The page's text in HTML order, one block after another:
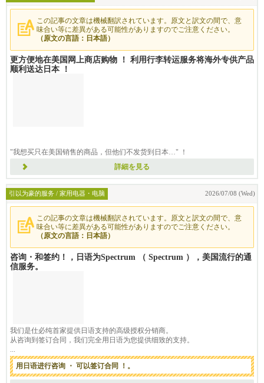
この記事の文章は機械翻訳されています。原文と訳文の間で、意
味合い等に差異がある可能性がありますのでご注意ください。
（原文の言語：日本語）
更方便地在美国网上商店购物 ！ 利用行李转运服务将海外专供产品
顺利送达日本 ！
"我想买只在美国销售的商品，但他们不发货到日本…" ！
通过我们的包裹转运服务，您可以
詳細を見る
引以为豪的服务 / 家用电器・电脑 2026/07/08 (Wed)
この記事の文章は機械翻訳されています。原文と訳文の間で、意
味合い等に差異がある可能性がありますのでご注意ください。
（原文の言語：日本語）
咨询・和签约！，日语为Spectrum （ Spectrum ），美国流行的通
信服务。
我们是仕必纯首家提供日语支持的高级授权分销商。
从咨询到签订合同，我们完全用日语为您提供细致的支持。
用日语进行咨询 ・ 可以签订合同 ！。